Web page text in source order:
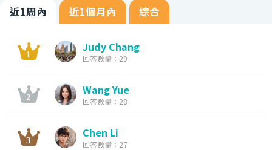
近1周內 近1個月內 綜合
Judy Chang
回答數量：29
Wang Yue
回答數量：28
Chen Li
回答數量：27